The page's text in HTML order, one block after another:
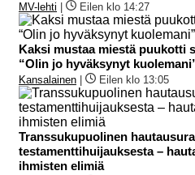
MV-lehti Eilen klo 14:27
Kaksi mustaa miestä puukotti
“Olin jo hyväksynyt
Kansalainen Eilen klo 13:05
Transsukupuolinen
testamenttihuijauksesta –
ihmisten elimiä